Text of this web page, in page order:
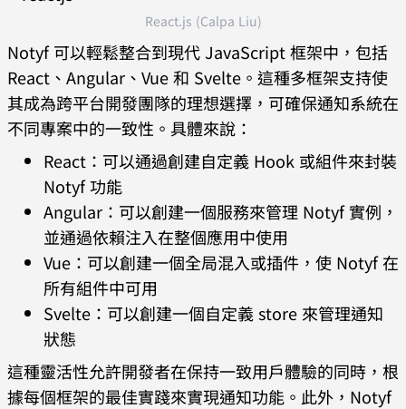
React.js (Calpa Liu)
Notyf 可以輕鬆整合到現代 JavaScript 框架中，包括
React、Angular、Vue 和 Svelte。這種多框架支持使
其成為跨平台開發團隊的理想選擇，可確保通知系統在
不同專案中的一致性。具體來說：
React：可以通過創建自定義 Hook 或組件來封裝
Notyf 功能
Angular：可以創建一個服務來管理 Notyf 實例，
並通過依賴注入在整個應用中使用
Vue：可以創建一個全局混入或插件，使 Notyf 在
所有組件中可用
Svelte：可以創建一個自定義 store 來管理通知
狀態
這種靈活性允許開發者在保持一致用戶體驗的同時，根
據每個框架的最佳實踐來實現通知功能。此外，Notyf